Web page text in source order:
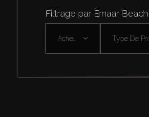
Filtrage par Emaar
Acheter Type De